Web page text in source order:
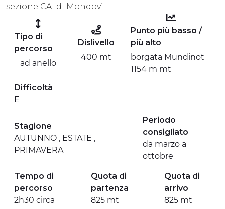
sezione CAI di Mondovì.
Tipo di
percorso
ad anello
Dislivello
400 mt
Punto più basso /
più alto
borgata Mundinot
1154 m mt
Difficoltà
E
Stagione
AUTUNNO , ESTATE ,
PRIMAVERA
Periodo
consigliato
da marzo a
ottobre
Tempo di
percorso
2h30 circa
Quota di
partenza
825 mt
Quota di
arrivo
825 mt